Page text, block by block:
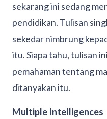
sekarang ini sedang
pendidikan. Tulisan
sekedar nimbrung
itu. Siapa tahu, tulisan
pemahaman tentang
ditanyakan itu.
Multiple Intelligences